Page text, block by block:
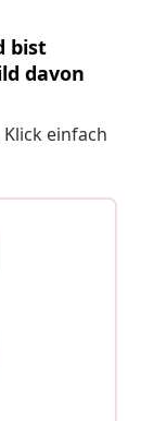
bist
davon
einfach